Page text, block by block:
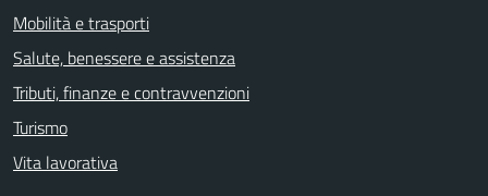
Mobilità e trasporti
Salute, benessere e assistenza
Tributi, finanze e contravvenzioni
Turismo
Vita lavorativa